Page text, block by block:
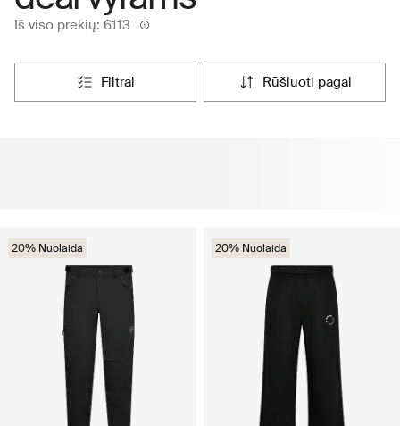
Iš viso prekių: 6113
filtrai rūšiuoti pagal
20% Nuolaida 20% Nuolaida